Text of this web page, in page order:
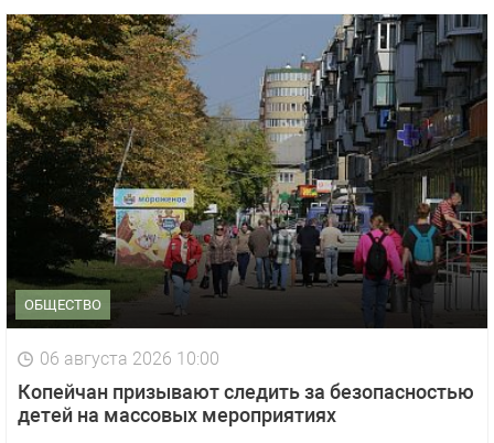
ОБЩЕСТВО
06 августа 2026 10:00
Копейчан призывают следить за безопасностью
детей на массовых мероприятиях